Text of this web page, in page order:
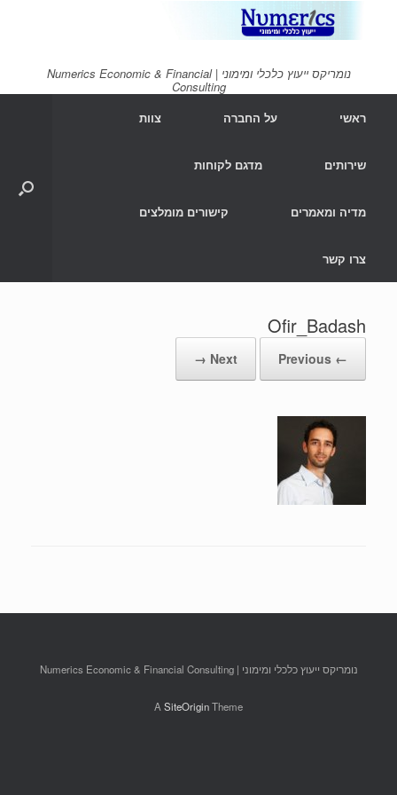
נומריקס ייעוץ כלכלי ומימוני | Numerics Economic & Financial
Consulting
ראשי
על החברה צוות
שירותים מדגם לקוחות
מדיה ומאמרים קישורים מומלצים
צרו קשר
Ofir_Badash
← Previous
Next →
נומריקס ייעוץ כלכלי ומימוני | Numerics Economic & Financial Consulting
A SiteOriginTheme